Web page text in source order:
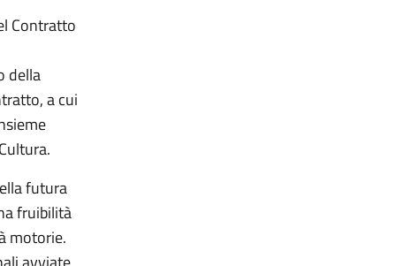
Contratto
della
a cui
futura
fruibilità
motorie.